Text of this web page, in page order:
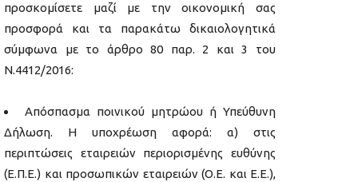
προσκομίσετε μαζί με την οικονομική σας
προσφορά και τα παρακάτω δικαιολογητικά
σύμφωνα με το άρθρο 80 παρ. 2 και 3 του
Ν.4412/2016:
Απόσπασμα ποινικού μητρώου ή Υπεύθυνη
Δήλωση. Η υποχρέωση αφορά: α) στις
περιπτώσεις εταιρειών περιορισμένης ευθύνης
(Ε.Π.Ε.) και προσωπικών εταιρειών (Ο.Ε. και Ε.Ε.),